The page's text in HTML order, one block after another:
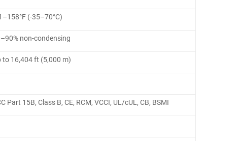
(-35–70°C)
non-condensing
to 16,404 ft (5,000 m)
Part 15B, Class B, CE, RCM, VCCI, UL/cUL, CB, BSMI